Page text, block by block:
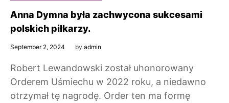
Anna Dymna była zachwycona sukcesami
polskich piłkarzy.
September 2, 2024 by admin
Robert Lewandowski został uhonorowany
Orderem Uśmiechu w 2022 roku, a niedawno
otrzymał tę nagrodę. Order ten ma formę